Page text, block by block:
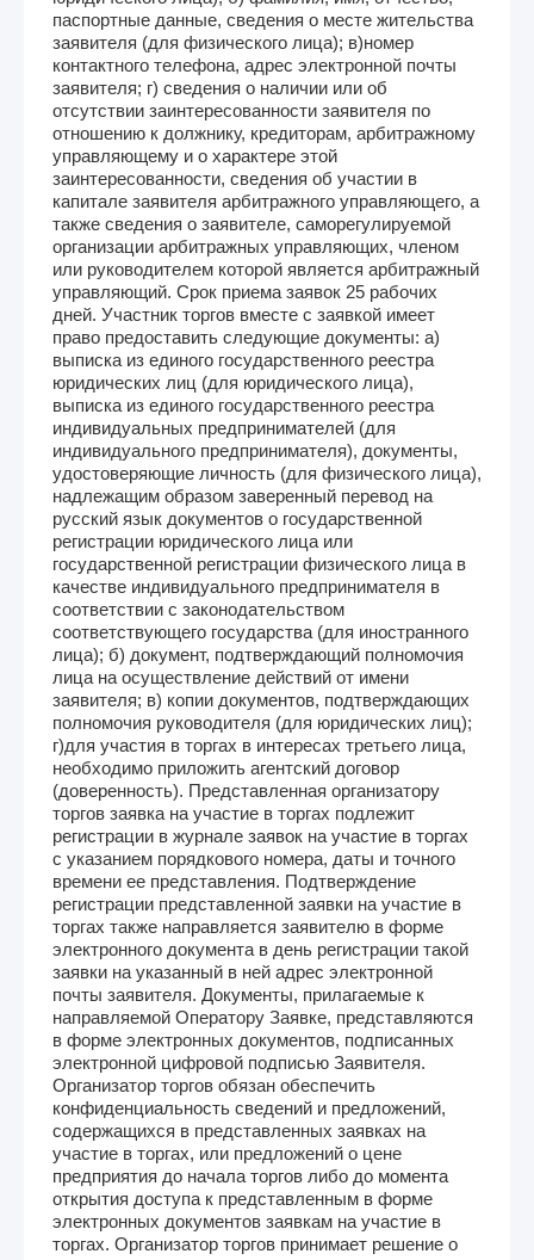
паспортные данные, сведения о месте жительства
заявителя (для физического лица); в)номер
контактного телефона, адрес электронной почты
заявителя; г) сведения о наличии или об
отсутствии заинтересованности заявителя по
отношению к должнику, кредиторам, арбитражному
управляющему и о характере этой
заинтересованности, сведения об участии в
капитале заявителя арбитражного управляющего, а
также сведения о заявителе, саморегулируемой
организации арбитражных управляющих, членом
или руководителем которой является арбитражный
управляющий. Срок приема заявок 25 рабочих
дней. Участник торгов вместе с заявкой имеет
право предоставить следующие документы: а)
выписка из единого государственного реестра
юридических лиц (для юридического лица),
выписка из единого государственного реестра
индивидуальных предпринимателей (для
индивидуального предпринимателя), документы,
удостоверяющие личность (для физического лица),
надлежащим образом заверенный перевод на
русский язык документов о государственной
регистрации юридического лица или
государственной регистрации физического лица в
качестве индивидуального предпринимателя в
соответствии с законодательством
соответствующего государства (для иностранного
лица); б) документ, подтверждающий полномочия
лица на осуществление действий от имени
заявителя; в) копии документов, подтверждающих
полномочия руководителя (для юридических лиц);
г)для участия в торгах в интересах третьего лица,
необходимо приложить агентский договор
(доверенность). Представленная организатору
торгов заявка на участие в торгах подлежит
регистрации в журнале заявок на участие в торгах
с указанием порядкового номера, даты и точного
времени ее представления. Подтверждение
регистрации представленной заявки на участие в
торгах также направляется заявителю в форме
электронного документа в день регистрации такой
заявки на указанный в ней адрес электронной
почты заявителя. Документы, прилагаемые к
направляемой Оператору Заявке, представляются
в форме электронных документов, подписанных
электронной цифровой подписью Заявителя.
Организатор торгов обязан обеспечить
конфиденциальность сведений и предложений,
содержащихся в представленных заявках на
участие в торгах, или предложений о цене
предприятия до начала торгов либо до момента
открытия доступа к представленным в форме
электронных документов заявкам на участие в
торгах. Организатор торгов принимает решение о